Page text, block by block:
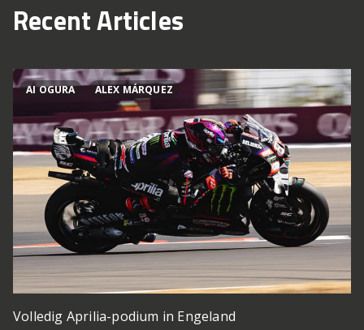
Recent Articles
AI OGURA ALEX MÁRQUEZ
Volledig Aprilia-podium in Engeland